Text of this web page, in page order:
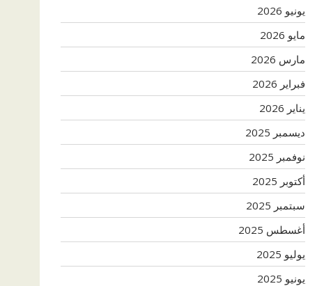
يونيو 2026
مايو 2026
مارس 2026
فبراير 2026
يناير 2026
ديسمبر 2025
نوفمبر 2025
أكتوبر 2025
سبتمبر 2025
أغسطس 2025
يوليو 2025
يونيو 2025